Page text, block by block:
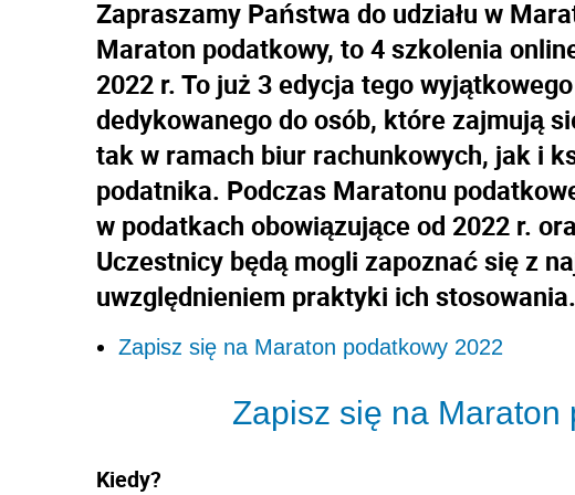
Zapraszamy Państwa do udziału w
Maraton podatkowy, to 4 szkolenia
2022 r. To już 3 edycja tego
dedykowanego do osób, które zajmują
tak w ramach biur rachunkowych, jak i
podatnika. Podczas Maratonu
w podatkach obowiązujące od 2022 r.
Uczestnicy będą mogli zapoznać się z
uwzględnieniem praktyki ich stosowania.
Zapisz się na Maraton podatkowy 2022
Zapisz się na Maraton
Kiedy?